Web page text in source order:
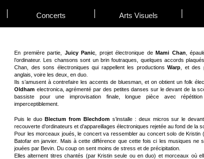
Concerts Arts Visuels
En première partie, Juicy Panic , projet électronique deMami Chan ,
l’ordinateur. Les chansons sont un brin foutraques, quelques accords
Chan, des sons électroniques qui rappellent les productionsWarp , et des
anglais, voire les deux, en duo.
Ils s’amusent à contrefaire les accents de bluesman, et on obtient un folk
Oldham electronica, agrémenté par des petites danses sur le devant de la
bassiste pour une improvisation finale, longue pièce avec
imperceptiblement.
Puis le duo Blectum from Blechdoms’installe : deux micros sur le
recouverte d’ordinateurs et d’appareillages électroniques rejetée au fond de la
Pour les morceaux joués, le concert va ressembler au concert solo de Kristin
Batofar en janvier. Mais à cette différence que cette fois ci les musiques ne
jouées par Bevin. Du coup on sent moins de stress et de précipitation.
Elles alternent titres chantés (par Kristin seule ou en duo) et morceaux où